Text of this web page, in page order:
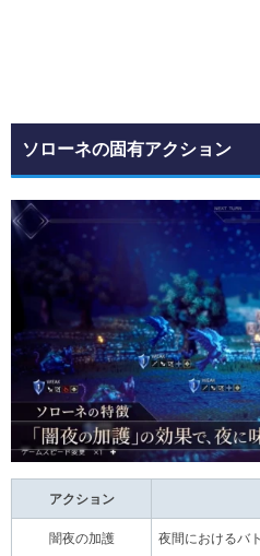
ソローネの固有アクション
アクション
闇夜の加護 夜間におけるバ